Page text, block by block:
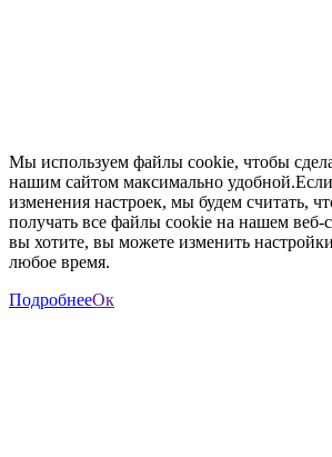
Мы используем файлы cookie, чтобы
нашим сайтом максимально
изменения настроек, мы будем считать,
получать все файлы cookie на нашем веб-
вы хотите, вы можете изменить
любое время.
ПодробнееОк